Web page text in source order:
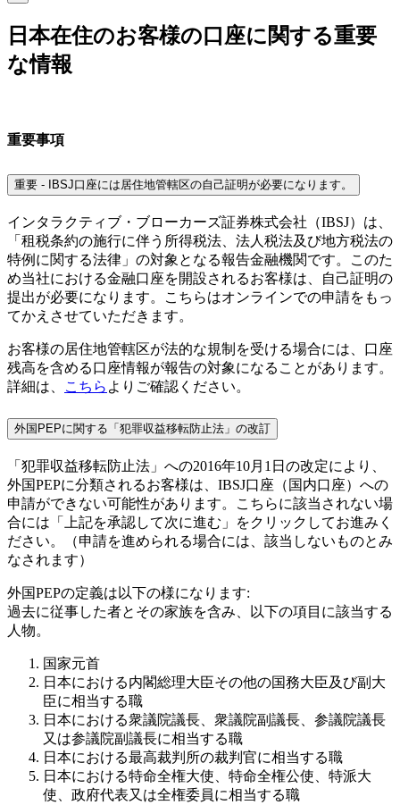
日本在住のお客様の口座に関する重要
な情報
重要事項
重要 - IBSJ口座には居住地管轄区の自己証明が必要になります。
インタラクティブ・ブローカーズ証券株式会社（IBSJ）は、
「租税条約の施行に伴う所得税法、法人税法及び地方税法の
特例に関する法律」の対象となる報告金融機関です。このた
め当社における金融口座を開設されるお客様は、自己証明の
提出が必要になります。こちらはオンラインでの申請をもっ
てかえさせていただきます。
お客様の居住地管轄区が法的な規制を受ける場合には、口座
残高を含める口座情報が報告の対象になることがあります。
詳細は、
こちら よりご確認ください。
外国PEPに関する「犯罪収益移転防止法」の改訂
「犯罪収益移転防止法」への2016年10月1日の改定により、
外国PEPに分類されるお客様は、IBSJ口座（国内口座）への
申請ができない可能性があります。こちらに該当されない場
合には「上記を承認して次に進む」をクリックしてお進みく
ださい。（申請を進められる場合には、該当しないものとみ
なされます）
外国PEPの定義は以下の様になります:
過去に従事した者とその家族を含み、以下の項目に該当する
人物。
国家元首
日本における内閣総理大臣その他の国務大臣及び副大
臣に相当する職
日本における衆議院議長、衆議院副議長、参議院議長
又は参議院副議長に相当する職
日本における最高裁判所の裁判官に相当する職
日本における特命全権大使、特命全権公使、特派大
使、政府代表又は全権委員に相当する職